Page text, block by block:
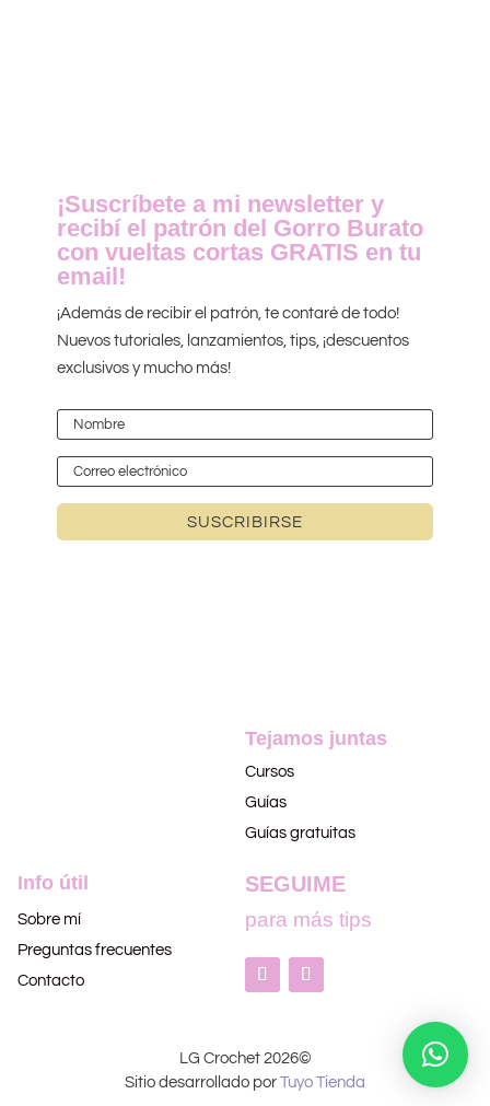
¡Suscríbete a mi newsletter y
recibí el patrón del Gorro Burato
con vueltas cortas GRATIS en tu
email!
¡Además de recibir el patrón, te contaré de todo!
Nuevos tutoriales, lanzamientos, tips, ¡descuentos
exclusivos y mucho más!
SUSCRIBIRSE
Tejamos juntas
Cursos
Guías
Guías gratuitas
Info útil
Sobre mí
Preguntas frecuentes
Contacto
SEGUIME
para más tips
LG Crochet 2026©
Sitio desarrollado por Tuyo Tienda